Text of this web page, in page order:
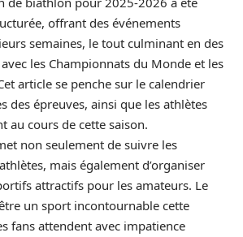
offrant des événements
semaines, le tout culminant en des
les Championnats du Monde et les
article se penche sur le calendrier
des épreuves, ainsi que les athlètes
au cours de cette saison.
non seulement de suivre les
mais également d’organiser
attractifs pour les amateurs. Le
un sport incontournable cette
fans attendent avec impatience